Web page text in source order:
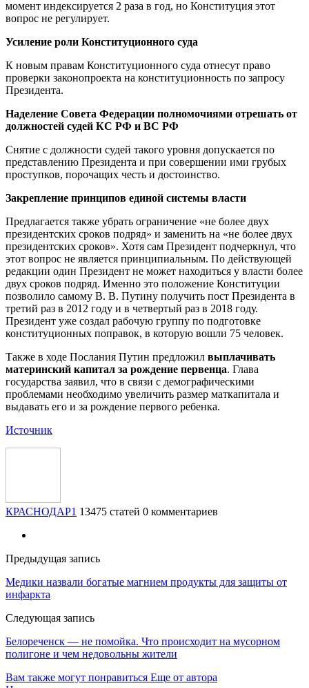
момент индексируется 2 раза в год, но Конституция этот
вопрос не регулирует.
Усиление роли Конституционного суда
К новым правам Конституционного суда отнесут право
проверки законопроекта на конституционность по запросу
Президента.
Наделение Совета Федерации полномочиями отрешать от
должностей судей КС РФ и ВС РФ
Снятие с должности судей такого уровня допускается по
представлению Президента и при совершении ими грубых
проступков, порочащих честь и достоинство.
Закрепление принципов единой системы власти
Предлагается также убрать ограничение «не более двух
президентских сроков подряд» и заменить на «не более двух
президентских сроков». Хотя сам Президент подчеркнул, что
этот вопрос не является принципиальным. По действующей
редакции один Президент не может находиться у власти более
двух сроков подряд. Именно это положение Конституции
позволило самому В. В. Путину получить пост Президента в
третий раз в 2012 году и в четвертый раз в 2018 году.
Президент уже создал рабочую группу по подготовке
конституционных поправок, в которую вошли 75 человек.
Также в ходе Послания Путин предложил выплачивать
материнский капитал за рождение первенца. Глава
государства заявил, что в связи с демографическими
проблемами необходимо увеличить размер маткапитала и
выдавать его и за рождение первого ребенка.
Источник
КРАСНОДАР1 13475 статей 0 комментариев
Предыдущая запись
Медики назвали богатые магнием продукты для защиты от
инфаркта
Следующая запись
Белореченск — не помойка. Что происходит на мусорном
полигоне и чем недовольны жители
Вам также могут понравиться Еще от автора